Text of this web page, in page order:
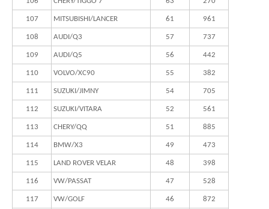
107 MITSUBISHI/LANCER 61 961
108 AUDI/Q3 57 737
109 AUDI/Q5 56 442
110 VOLVO/XC90 55 382
111 SUZUKI/JIMNY 54 705
112 SUZUKI/VITARA 52 561
113 CHERY/QQ 51 885
114 BMW/X3 49 473
115 LAND ROVER VELAR 48 398
116 VW/PASSAT 47 528
117 VW/GOLF 46 872